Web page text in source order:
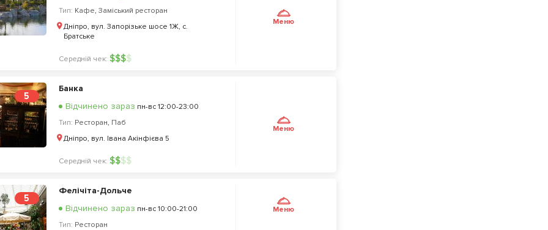
Тип: Кафе, Заміський ресторан
Дніпро, вул. Запорізьке шосе 1Ж, с.
Братське
Середній чек: $$$$
Меню
5
Банка
Відчинено зараз пн-вс 12:00-23:00
Тип: Ресторан, Паб
Дніпро, вул. Івана Акінфієва 5
Середній чек: $$$$
Меню
5
Фелічіта-Дольче
Відчинено зараз пн-вс 10:00-21:00
Тип: Ресторан
Меню